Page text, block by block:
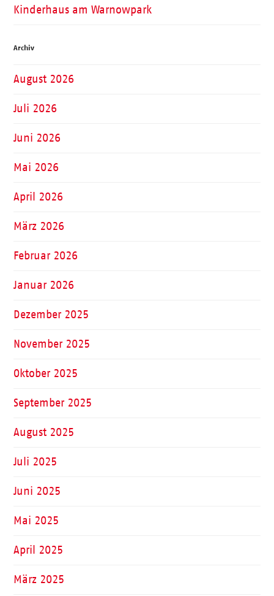
Kinderhaus am Warnowpark
Archiv
August 2026
Juli 2026
Juni 2026
Mai 2026
April 2026
März 2026
Februar 2026
Januar 2026
Dezember 2025
November 2025
Oktober 2025
September 2025
August 2025
Juli 2025
Juni 2025
Mai 2025
April 2025
März 2025